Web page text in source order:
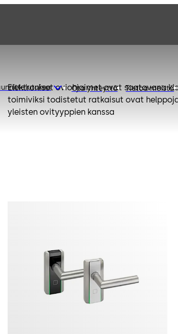
Ota yhteyttä Tietoa meistä
Elektroniset oviohjaimet ovat saatavana
toimiviksi todistetut ratkaisut ovat
yleisten ovityyppien kanssa